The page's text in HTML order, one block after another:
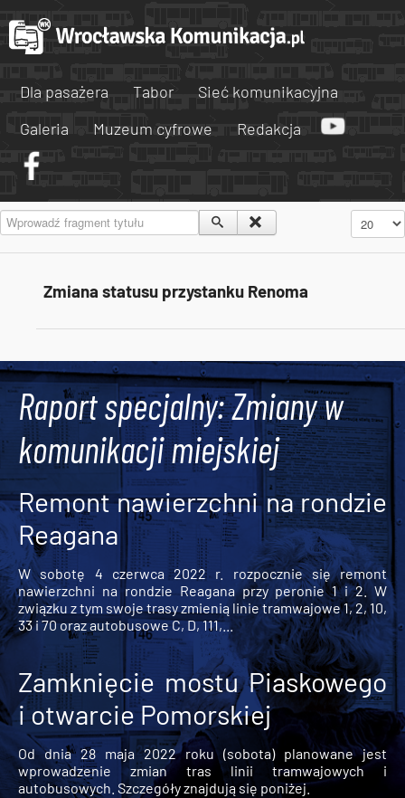
Dla pasażera Tabor
Sieć komunikacyjna
Galeria
Muzeum cyfrowe Redakcja
Wprowadź fragment tytułu Pokaż #
Zmiana statusu przystanku Renoma
Raport specjalny: Zmiany w
komunikacji miejskiej
Remont nawierzchni na rondzie
Reagana
W sobotę 4 czerwca 2022 r. rozpocznie się remont
nawierzchni na rondzie Reagana przy peronie 1 i 2. W
związku z tym swoje trasy zmienią linie tramwajowe 1, 2, 10,
33 i 70 oraz autobusowe C, D, 111,...
Zamknięcie mostu Piaskowego
i otwarcie Pomorskiej
Od dnia 28 maja 2022 roku (sobota) planowane jest
wprowadzenie zmian tras linii tramwajowych i
autobusowych. Szczegóły znajdują się poniżej.